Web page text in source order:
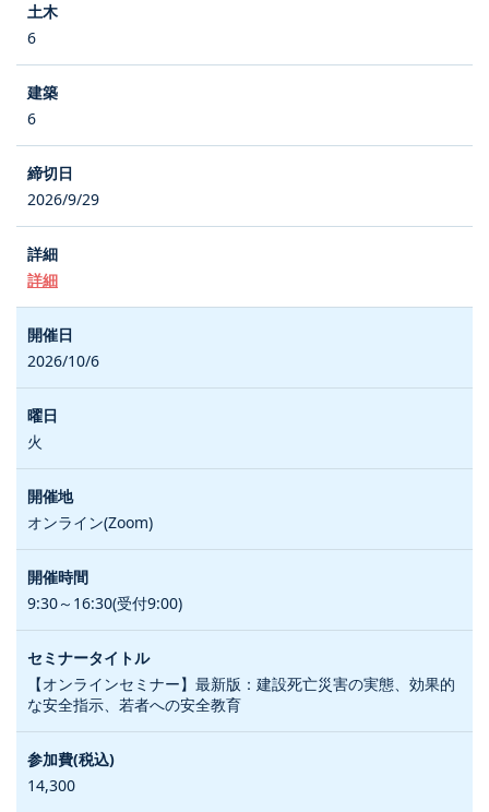
6
6
2026/9/29
詳細
2026/10/6
火
オンライン(Zoom)
9:30～16:30(受付9:00)
【オンラインセミナー】最新版：建設死亡災害の実態、効果的
な安全指示、若者への安全教育
14,300